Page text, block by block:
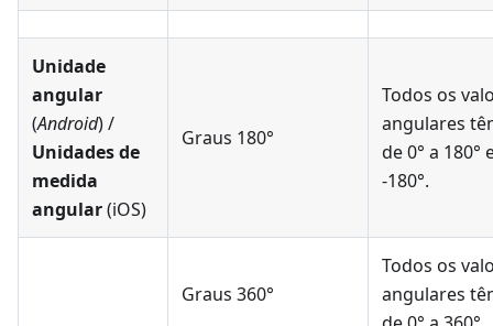
Unidade
angular
(Android) /
Unidades de
medida
angular(iOS)
Graus 180°
Todos os
angulares
de 0° a 180°
-180°.
Graus 360°
Todos os
angulares